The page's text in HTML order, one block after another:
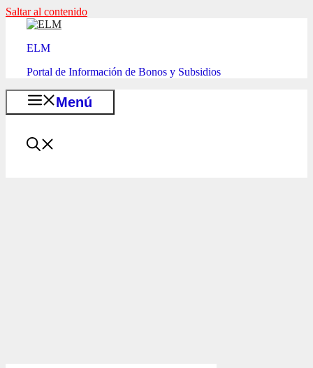
Saltar al contenido
ELM
Portal de Información de Bonos y Subsidios
Menú